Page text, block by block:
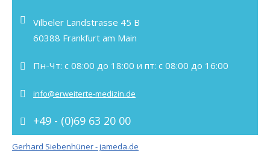
Vilbeler Landstrasse 45 B
60388 Frankfurt am Main
Пн-Чт: с 08:00 до 18:00 и пт: с 08:00 до 16:00
info@erweiterte-medizin.de
+49 - (0)69 63 20 00
Gerhard Siebenhüner - jameda.de